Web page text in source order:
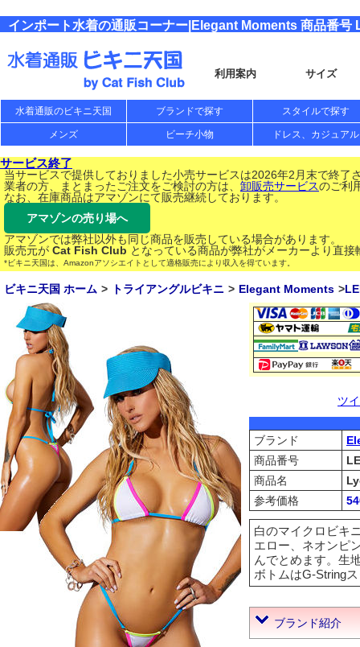
インポート水着の通販コーナー|Elegant Moments 商品番号
利用案内 サイズ
水着通販のビキニ天国 ブランドで探す スタイルで探す
メンズ ビーチ小物 ドレス、カジュアル
サービス終了
当サービスで提供しておりました小売サービスは2026年2月末で終了
業者の方、まとまったご注文をご検討の方は、 卸販売サービスのご利
なお、在庫商品はアマゾンにて販売継続しております。
アマゾンの売り場へ
アマゾンでは弊社以外も同じ商品を販売している場合があります。
販売元が Cat Fish Club となっている商品が弊社がメーカーより直
*ビキニ天国は、Amazonアソシエイトとして適格販売により収入を得ています。
ビキニ天国 ホーム トライアングルビキニ Elegant Moments
ツ
ブランド
商品番号
商品名
参考価格
白のマイクロビキ
エロー、ネオンピ
んでとめます。生
ボトムはG-String
ブランド紹介